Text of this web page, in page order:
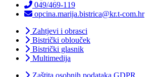
049/469-119
opcina.marija.bistrica@kr.t-com.hr
Zahtjevi i obrasci
Bistrički oblouček
Bistrički glasnik
Multimedija